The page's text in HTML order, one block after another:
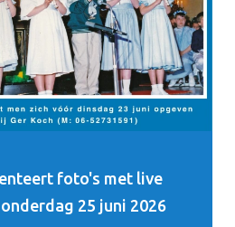
foto's met live
25 juni 2026